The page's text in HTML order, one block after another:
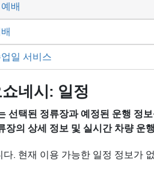
배
일 서비스
네시: 일정
선택된 정류장과 예정된 운행 정
장의 상세 정보 및 실시간 차량 운
다. 현재 이용 가능한 일정 정보가